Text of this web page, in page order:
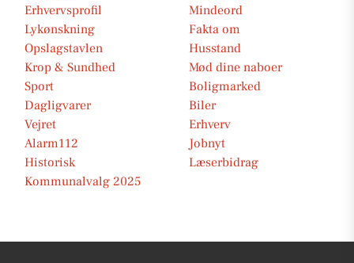
Erhvervsprofil
Mindeord
Lykønskning
Fakta om
Opslagstavlen
Husstand
Krop & Sundhed
Mød dine naboer
Sport
Boligmarked
Dagligvarer
Biler
Vejret
Erhverv
Alarm112
Jobnyt
Historisk
Læserbidrag
Kommunalvalg 2025